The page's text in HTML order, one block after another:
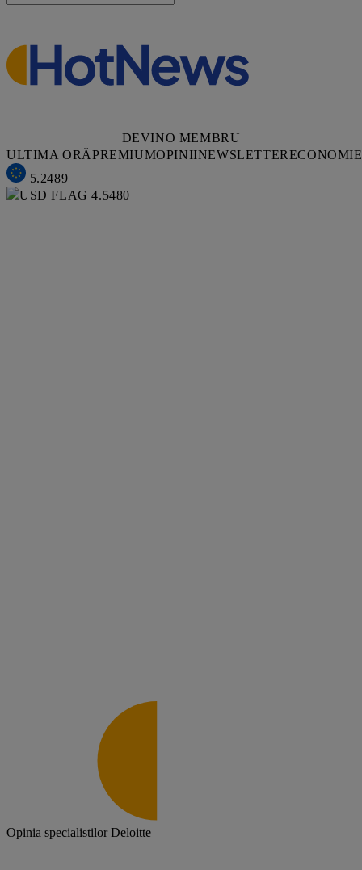
DEVINO MEMBRU
ULTIMA ORĂPREMIUMOPINIINEWSLETTERECONOMIE
5.2489
4.5480
Opinia specialistilor Deloitte